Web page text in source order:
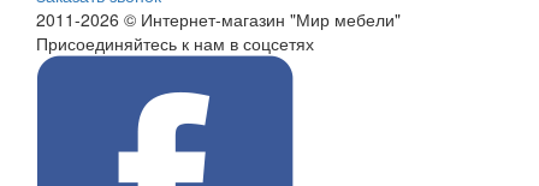
2011-2026 © Интернет-магазин "Мир мебели"
Присоединяйтесь к нам в соцсетях